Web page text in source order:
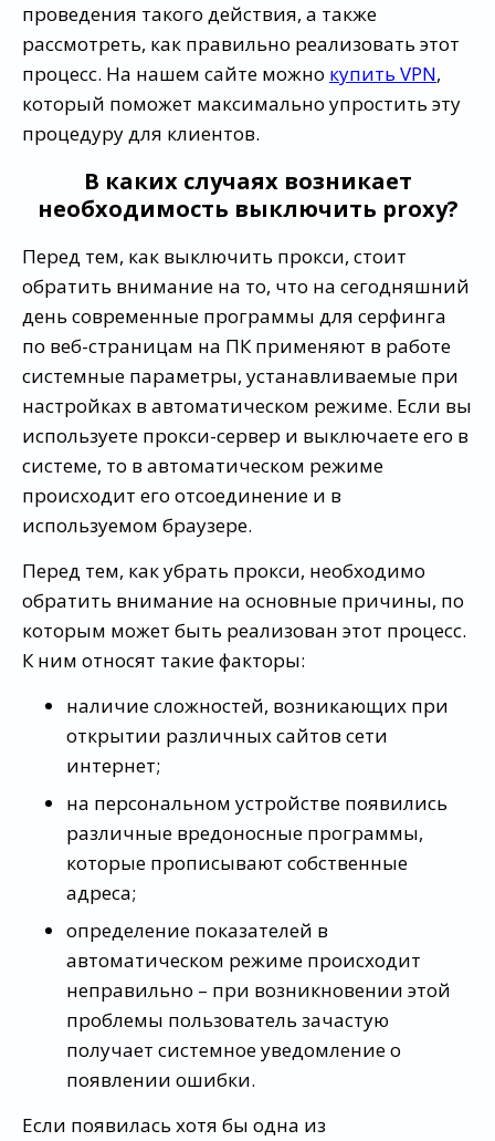
проведения такого действия, а также
рассмотреть, как правильно реализовать этот
процесс. На нашем сайте можно купить VPN,
который поможет максимально упростить эту
процедуру для клиентов.
В каких случаях возникает
необходимость выключить proxy?
Перед тем, как выключить прокси, стоит
обратить внимание на то, что на сегодняшний
день современные программы для серфинга
по веб-страницам на ПК применяют в работе
системные параметры, устанавливаемые при
настройках в автоматическом режиме. Если вы
используете прокси-сервер и выключаете его в
системе, то в автоматическом режиме
происходит его отсоединение и в
используемом браузере.
Перед тем, как убрать прокси, необходимо
обратить внимание на основные причины, по
которым может быть реализован этот процесс.
К ним относят такие факторы:
наличие сложностей, возникающих при
открытии различных сайтов сети
интернет;
на персональном устройстве появились
различные вредоносные программы,
которые прописывают собственные
адреса;
определение показателей в
автоматическом режиме происходит
неправильно – при возникновении этой
проблемы пользователь зачастую
получает системное уведомление о
появлении ошибки.
Если появилась хотя бы одна из